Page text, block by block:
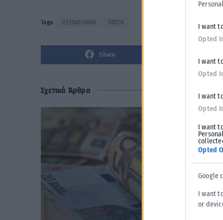
I want
Opted
I want
Opted
I want
Opted
I want
Opted
Google
I want
or
Tags: ΘΕΣΣΑΛΟΝΙΚΗ ΠΑΣΟΚ
Share
Σχετικά Άρθρα